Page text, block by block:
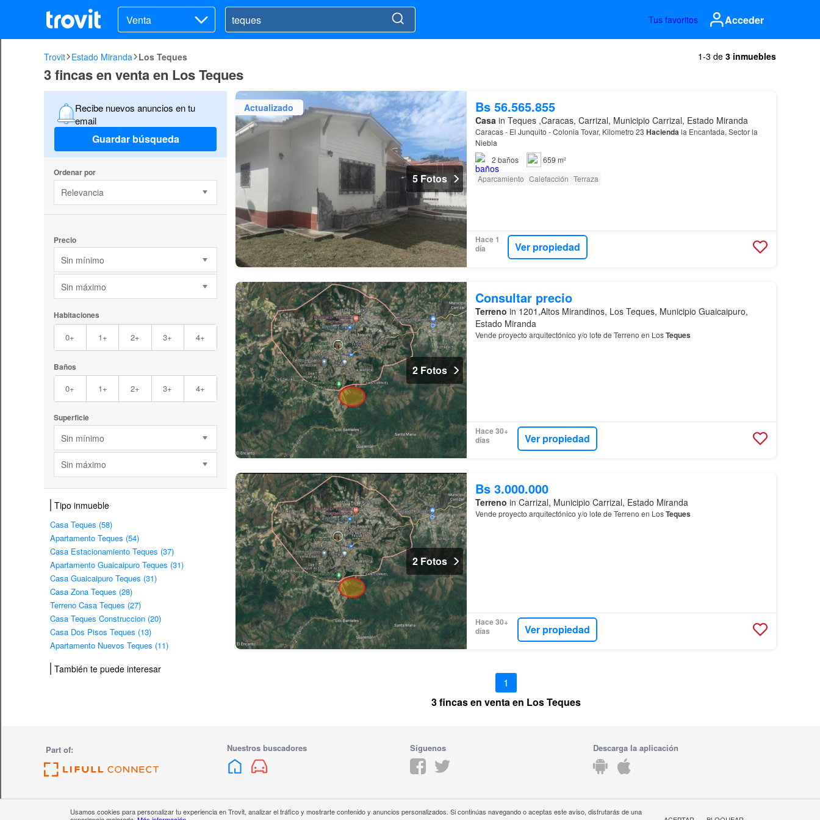
Venta Tus favoritos Acceder
Usamos cookies para personalizar tu experiencia en Trovit, analizar el tráfico y mostrarte contenido y anuncios personalizados. Si continúas navegando o aceptas este aviso, disfrutarás de una
Trovit Estado Miranda Los Teques 1-3 de 3 inmuebles
3 fincas en venta en Los Teques
Recibe nuevos anuncios en tu
email
Guardar búsqueda
Ordenar por
Relevancia
Precio
Sin mínimo
Sin máximo
Habitaciones
0+ 1+ 2+ 3+ 4+
Baños
0+ 1+ 2+ 3+ 4+
Superficie
Sin mínimo
Sin máximo
Tipo inmueble
Casa Teques (58)
Apartamento Teques (54)
Casa Estacionamiento Teques (37)
Apartamento Guaicaipuro Teques (31)
Casa Guaicaipuro Teques (31)
Casa Zona Teques (28)
Terreno Casa Teques (27)
Casa Teques Construccion (20)
Casa Dos Pisos Teques (13)
Apartamento Nuevos Teques (11)
También te puede interesar
Actualizado
5 Fotos
Bs 56.565.855
Casain Teques ,Caracas, Carrizal, Municipio Carrizal, Estado Miranda
Caracas - El Junquito - Colonia Tovar, Kilometro 23 Haciendala Encantada, Sector la
Niebla
2 baños
659 m²
Aparcamiento Calefacción Terraza
Hace 1
día
Ver propiedad
2 Fotos
Consultar precio
Terreno in 1201,Altos Mirandinos, Los Teques, Municipio Guaicaipuro,
Estado Miranda
Vende proyecto arquitectónico y/o lote de Terreno en LosTeques
Hace 30+
días
Ver propiedad
2 Fotos
Bs 3.000.000
Terreno in Carrizal, Municipio Carrizal, Estado Miranda
Vende proyecto arquitectónico y/o lote de Terreno en LosTeques
Hace 30+
días
Ver propiedad
1
3 fincas en venta en Los Teques
Part of: Nuestros buscadores Síguenos Descarga la aplicación